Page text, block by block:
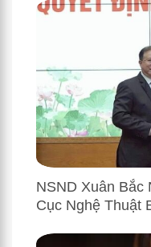
NSND Xuân Bắc
Cục Nghệ Thuật